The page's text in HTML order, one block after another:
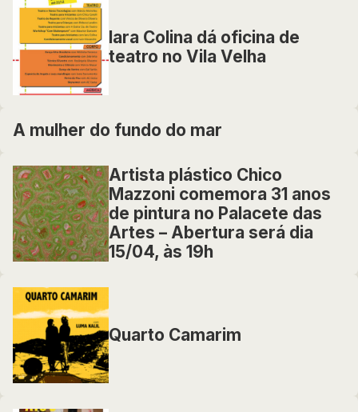
Iara Colina dá oficina de
teatro no Vila Velha
A mulher do fundo do mar
Artista plástico Chico
Mazzoni comemora 31 anos
de pintura no Palacete das
Artes – Abertura será dia
15/04, às 19h
Quarto Camarim